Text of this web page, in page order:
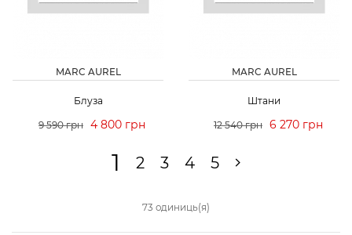
MARC AUREL
Блуза
9 590 грн 4 800 грн
MARC AUREL
Штани
12 540 грн 6 270 грн
1 2 3 4 5
73 одиниць(я)